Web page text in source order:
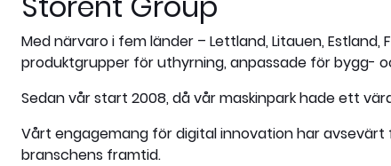
Med närvaro i fem länder – Lettland, Litauen,
produktgrupper för uthyrning, anpassade för bygg-
Sedan vår start 2008, då vår maskinpark hade ett
Vårt engagemang för digital innovation har
branschens framtid.